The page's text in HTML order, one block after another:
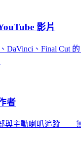
影片
DaVinci、Final Cut
者
與主動喇叭追蹤——